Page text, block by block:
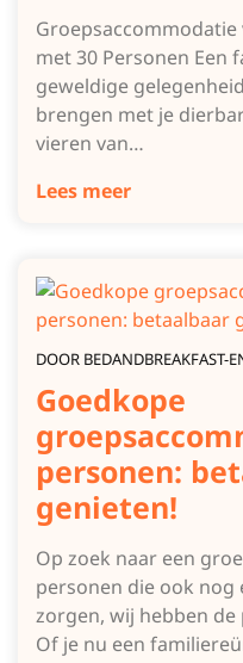
met 30 Personen Een
geweldige
brengen met je
vieren van…
Lees meer
DOOR BEDANDBREAKFAST-
Goedkope
personen:
genieten!
Op zoek naar een
personen die ook nog
zorgen, wij hebben
Of je nu een